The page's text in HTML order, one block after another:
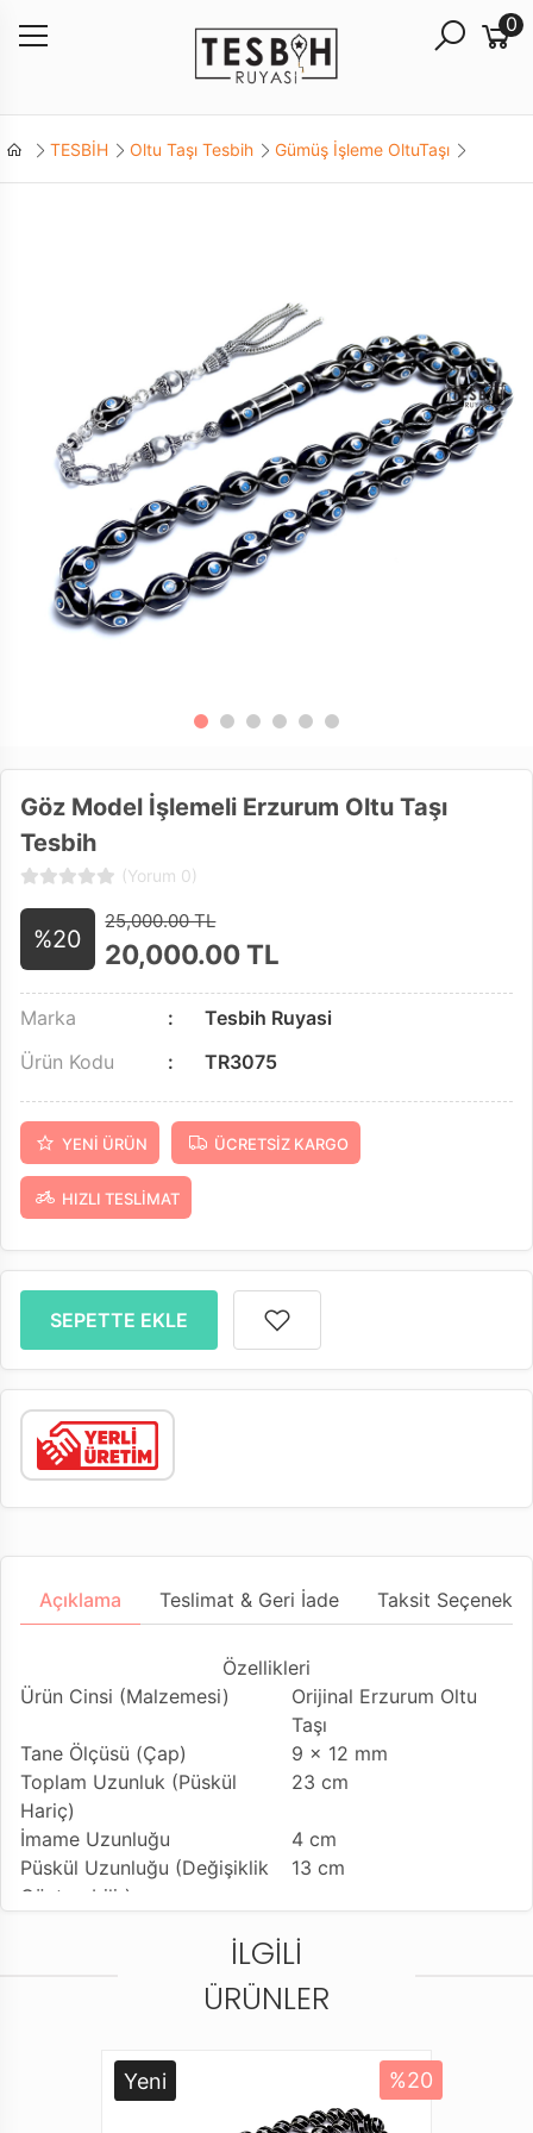
0
TESBİH Oltu Taşı Tesbih Gümüş İşleme OltuTaşı
Göz Model İşlemeli Erzurum Oltu Taşı
Tesbih
(Yorum 0)
%20
25,000.00 TL
20,000.00TL
Marka
Tesbih Ruyasi
Ürün Kodu
TR3075
YENI ÜRÜN ÜCRETSIZ KARGO
HIZLI TESLIMAT
SEPETTE EKLE
Açıklama Teslimat & Geri İade Taksit
Özellikleri
Ürün Cinsi (Malzemesi)
Orijinal Erzurum Oltu
Taşı
Tane Ölçüsü (Çap)
9 x 12 mm
Toplam Uzunluk (Püskül
Hariç)
23 cm
İmame Uzunluğu
4 cm
Püskül Uzunluğu (Değişiklik
Gösterebilir)
13 cm
Mine İşleme
925 Ayar Gümüş Kamçı
Tesbihi Çekme Özelliği
Tekli Çiftli Çekime
Uygun
İLGILI
ÜRÜNLER
Yeni %20